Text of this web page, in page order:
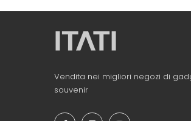
Vendita nei migliori negozi di
souvenir